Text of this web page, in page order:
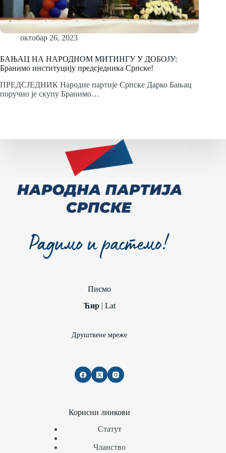
октобар 26, 2023
БАЊАЦ НА НАРОДНОМ МИТИНГУ У ДОБОЈУ:
Бранимо институцију предсједника Српске!
ПРЕДСЈЕДНИК Народне партије Српске Дарко Бањац
поручио је скупу Бранимо…
Писмо
Ћир| Lat
Друштвене мреже
Корисни линкови
Статут
Чланство